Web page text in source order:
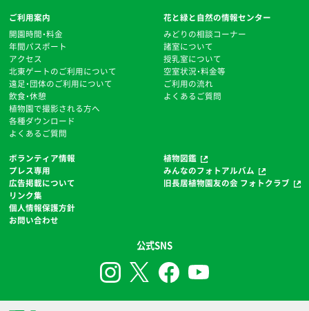
ご利用案内
開園時間・料金
年間パスポート
アクセス
北東ゲートのご利用について
遠足・団体のご利用について
飲食・休憩
植物園で撮影される方へ
各種ダウンロード
よくあるご質問
花と緑と自然の情報センター
みどりの相談コーナー
諸室について
授乳室について
空室状況・料金等
ご利用の流れ
よくあるご質問
ボランティア情報
プレス専用
広告掲載について
リンク集
個人情報保護方針
お問い合わせ
植物図鑑
みんなのフォトアルバム
旧長居植物園友の会 フォトクラブ
公式SNS